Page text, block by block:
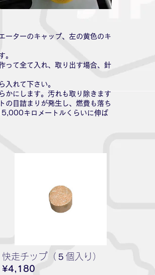
ーターのキャップ、左の黄色のキ
。
って全て入れ、取り出す場合、針
入れて下さい。
かにします。汚れも取り除きます
の目詰まりが発生し、燃費も落ち
キロメートルくらいに伸ば
快走チップ（５個入り）
¥4,180